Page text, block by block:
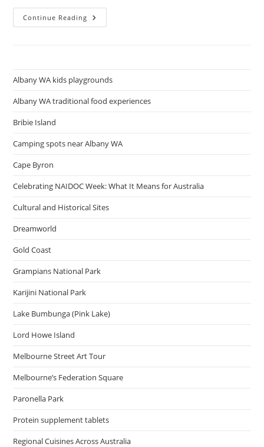
Continue Reading Category:
เศรษฐกิจ
Albany WA kids playgrounds
Albany WA traditional food experiences
Bribie Island
Camping spots near Albany WA
Cape Byron
Celebrating NAIDOC Week: What It Means for Australia
Cultural and Historical Sites
Dreamworld
Gold Coast
Grampians National Park
Karijini National Park
Lake Bumbunga (Pink Lake)
Lord Howe Island
Melbourne Street Art Tour
Melbourne’s Federation Square
Paronella Park
Protein supplement tablets
Regional Cuisines Across Australia